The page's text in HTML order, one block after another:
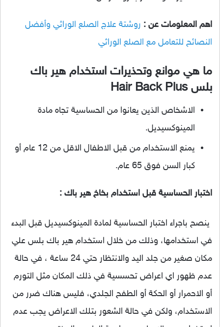
اهم المعلومات عن : روشتة علاج الصلع الوراثي وأفضل
النصائح للتعامل مع الصلع الوراثي
ما هي موانع وتحذيرات استخدام هير باك
بلس Hair Back Plus
الاشخاص الذين يعانوا من الحساسية تجاه مادة
المينوكسيديل.
يمنع الاستخدام من قبل الاطفال الاقل من 12 عام أو
كبار السن فوق 65 عام.
اختبار الحساسية قبل استخدام بخاخ هير باك :
ينصح باجراء اختبار الحساسية لمادة المينوكسيديل قبل البدء
في استخدامها، وذلك من خلال استخدام هير باك بلس علي
مكان صغير من جلد اليد والانتظار حتي 24 ساعة ، في حالة
عدم ظهور اي اعراض تحسسية في ذلك المكان مثل التورم
أو الاحمرار أو الحكة أو الطفح الجلدي، فليس هناك ضرر من
الاستخدام، ولكن في حالة الشعور بتلك الاعراض يجب عدم